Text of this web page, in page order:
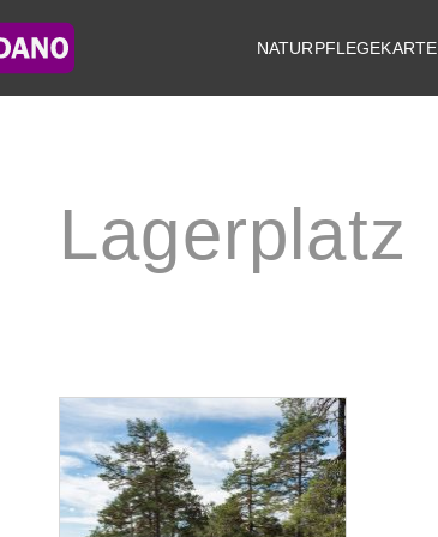
NATURPFLEGEKARTE
Lagerplatz